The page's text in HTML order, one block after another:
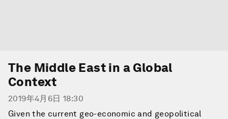
The Middle East in a Global
Context
2019年4月6日 18:30
Given the current geo-economic and geopolitical